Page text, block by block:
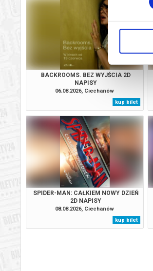
BACKROOMS. BEZ WYJŚCIA 2D
NAPISY
06.08.2026, Ciechanów
kup bilet
SPIDER-MAN: CAŁKIEM NOWY DZIEŃ
2D NAPISY
08.08.2026, Ciechanów
kup bilet